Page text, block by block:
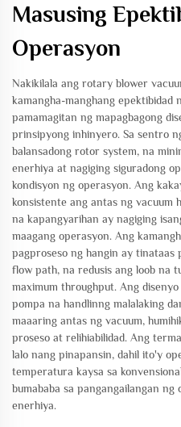
Masusing
Operasyon
Nakikilala ang rotary blower
kamangha-manghang epektibidad
pamamagitan ng mapagbagong
prinsipyong inhinyero. Sa sentro
balansadong rotor system, na
enerhiya at nagiging siguradong
kondisyon ng operasyon. Ang
konsistente ang antas ng vacuum
na kapangyarihan ay nagiging
maagang operasyon. Ang
pagproseso ng hangin ay tinataas
flow path, na redusis ang loob na
maximum throughput. Ang
pompa na handlinng malalaking
maaaring antas ng vacuum,
proseso at relihiabilidad. Ang
lalo nang pinapansin, dahil ito'y
temperatura kaysa sa
bumababa sa pangangailangan
enerhiya.